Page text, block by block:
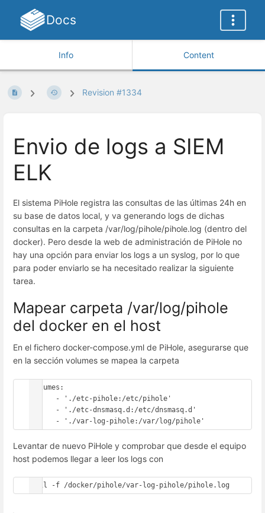
Docs
Info Content
Revision #1334
Envio de logs a SIEM
ELK
El sistema PiHole registra las consultas de las últimas 24h en
su base de datos local, y va generando logs de dichas
consultas en la carpeta /var/log/pihole/pihole.log (dentro del
docker). Pero desde la web de administración de PiHole no
hay una opción para enviar los logs a un syslog, por lo que
para poder enviarlo se ha necesitado realizar la siguiente
tarea.
Mapear carpeta /var/log/pihole
del docker en el host
En el fichero docker-compose.yml de PiHole, asegurarse que
en la sección volumes se mapea la carpeta
volumes:
Levantar de nuevo PiHole y comprobar que desde el equipo
host podemos llegar a leer los logs con